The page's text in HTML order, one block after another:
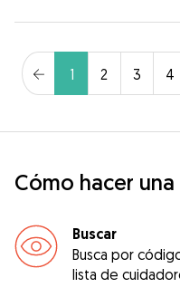
1 2 3 4
Cómo hacer
Buscar
Busca por
lista de